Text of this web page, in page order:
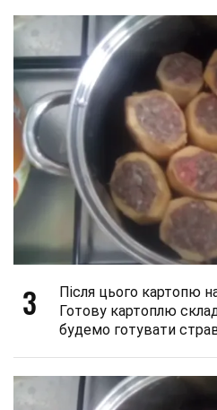
3
Після цього картопю
Готову картоплю
будемо готувати